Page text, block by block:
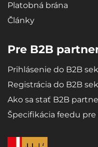
Platobná brána
Články
Pre B2B
Prihlásenie do B2B
Registrácia do B2B
Ako sa stať B2B
Špecifikácia feedu